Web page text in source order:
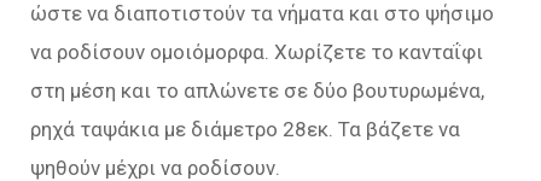
ώστε να διαποτιστούν τα νήματα και στο ψήσιμο
να ροδίσουν ομοιόμορφα. Χωρίζετε το κανταΐφι
στη μέση και το απλώνετε σε δύο βουτυρωμένα,
ρηχά ταψάκια με διάμετρο 28εκ. Τα βάζετε να
ψηθούν μέχρι να ροδίσουν.